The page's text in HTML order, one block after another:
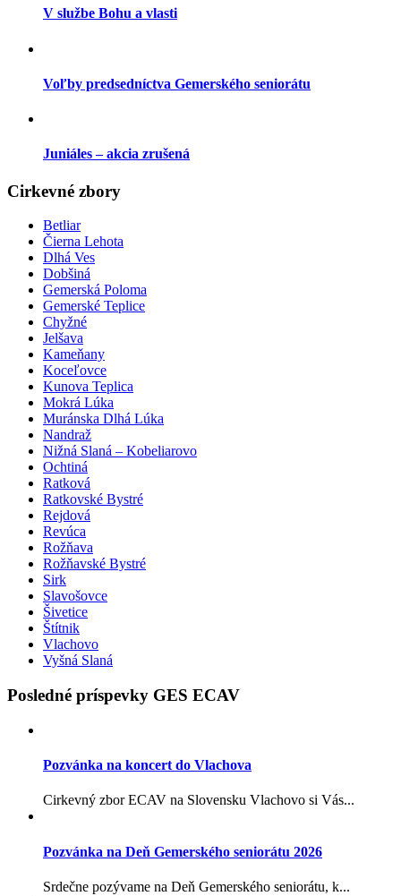
V službe Bohu a vlasti
Voľby predsedníctva Gemerského seniorátu
Juniáles – akcia zrušená
Cirkevné zbory
Betliar
Čierna Lehota
Dlhá Ves
Dobšiná
Gemerská Poloma
Gemerské Teplice
Chyžné
Jelšava
Kameňany
Koceľovce
Kunova Teplica
Mokrá Lúka
Muránska Dlhá Lúka
Nandraž
Nižná Slaná – Kobeliarovo
Ochtiná
Ratková
Ratkovské Bystré
Rejdová
Revúca
Rožňava
Rožňavské Bystré
Sirk
Slavošovce
Šivetice
Štítnik
Vlachovo
Vyšná Slaná
Posledné príspevky GES ECAV
Pozvánka na koncert do Vlachova
Cirkevný zbor ECAV na Slovensku Vlachovo si Vás...
Pozvánka na Deň Gemerského seniorátu 2026
Srdečne pozývame na Deň Gemerského seniorátu, k...